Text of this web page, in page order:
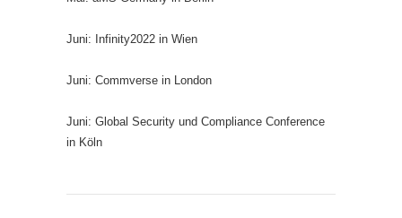
Juni: Infinity2022 in Wien
Juni: Commverse in London
Juni: Global Security und Compliance Conference
in Köln